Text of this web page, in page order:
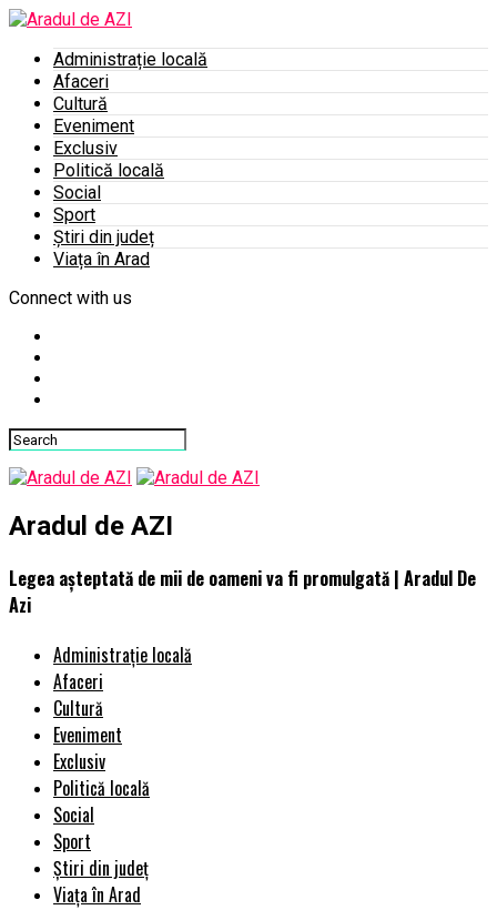
Administrație locală
Afaceri
Cultură
Eveniment
Exclusiv
Politică locală
Social
Sport
Știri din județ
Viața în Arad
Connect with us
Aradul de AZI
Legea așteptată de mii de oameni va fi promulgată | Aradul De
Azi
Administrație locală
Afaceri
Cultură
Eveniment
Exclusiv
Politică locală
Social
Sport
Știri din județ
Viața în Arad